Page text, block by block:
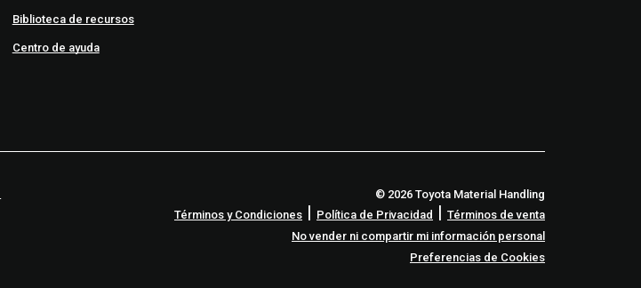
Biblioteca de recursos
Centro de ayuda
© 2026 Toyota Material Handling
Términos y Condiciones | Política de Privacidad | Términos de venta
No vender ni compartir mi información personal
Preferencias de Cookies